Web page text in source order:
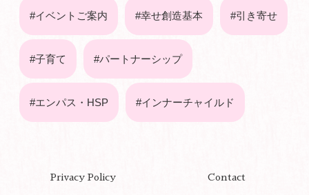
イベントご案内 幸せ創造基本 引き寄せ
子育て パートナーシップ
エンパス・HSP インナーチャイルド
Privacy Policy Contact